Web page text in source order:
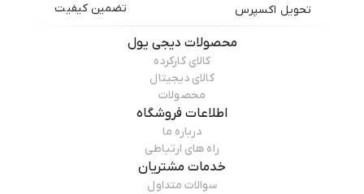
تحویل اکسپرس تضمین کیفیت
محصولات دیجی یول
کالای کارکرده
کالای دیجیتال
محصولات
اطلاعات فروشگاه
درباره ما
راه های ارتباطی
خدمات مشتریان
سوالات متداول